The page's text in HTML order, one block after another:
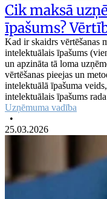
Cik maksā
īpašums?
Kad ir skaidrs vērtēšanas
intelektuālais īpašums
un apzināta tā loma
vērtēšanas pieejas un
intelektuālā īpašuma
intelektuālais īpašums
Uzņēmuma vadība
•
25.03.2026